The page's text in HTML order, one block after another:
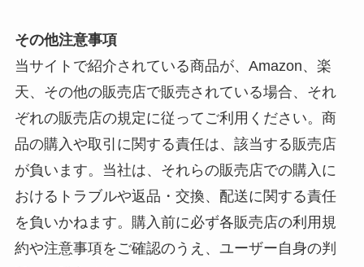
その他注意事項
当サイトで紹介されている商品が、Amazon、楽
天、その他の販売店で販売されている場合、それ
ぞれの販売店の規定に従ってご利用ください。商
品の購入や取引に関する責任は、該当する販売店
が負います。当社は、それらの販売店での購入に
おけるトラブルや返品・交換、配送に関する責任
を負いかねます。購入前に必ず各販売店の利用規
約や注意事項をご確認のうえ、ユーザー自身の判